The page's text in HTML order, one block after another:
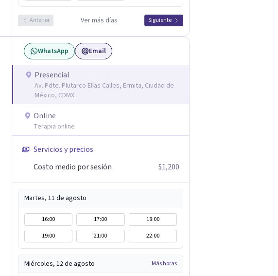
Anterior Ver más días Siguiente
WhatsApp Email
Presencial
Av. Pdte. Plutarco Elías Calles, Ermita, Ciudad de
México, CDMX
Online
Terapia online
Servicios y precios
Costo medio por sesión
$1,200
Martes, 11 de agosto
16:00 17:00
18:00
19:00
21:00 22:00
Miércoles, 12 de agosto Más horas